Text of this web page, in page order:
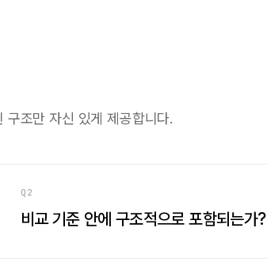
구조만 자신 있게 제공합니다.
Q2
비교 기준 안에 구조적으로 포함되는가?